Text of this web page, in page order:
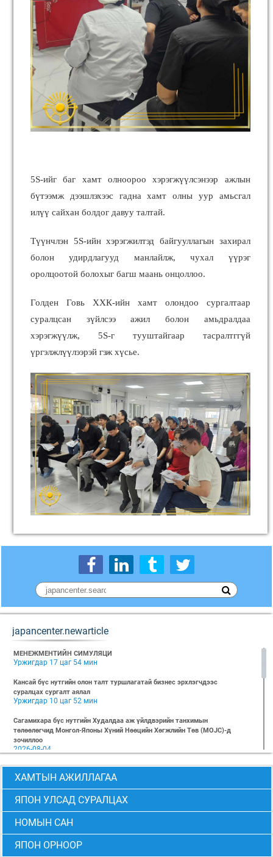
5S-ийг баг хамт олноороо хэрэгжүүлсэнээр ажлын
бүтээмж дээшлэхээс гадна хамт олны уур амьсгал
илүү сайхан болдог давуу талтай.
Түүнчлэн 5S-ийн хэрэгжилтэд байгууллагын захирал
болон удирдлагууд манлайлж, чухал үүрэг
оролцоотой болохыг багш маань онцоллоо.
Голден Говь ХХК-ийн хамт олондоо сургалтаар
суралцсан зүйлсээ ажил болон амьдралдаа
хэрэгжүүлж, 5S-г тууштайгаар тасралтггүй
үргэлжлүүлээрэй гэж хүсье.
japancenter.newarticle
МЕНЕЖМЕНТИЙН СИМУЛЯЦИ
Уржигдар 17 цаг 54 мин
Кансай бүс нутгийн олон талт туршлагатай бизнес эрхлэгчдээс
суралцах сургалт аялал
Уржигдар 10 цаг 52 мин
Сагамихара бүс нутгийн Худалдаа аж үйлдвэрийн танхимын
төлөөлөгчид Монгол-Японы Хүний Нөөцийн Хөгжлийн Төв (MOJC)-д
зочиллоо
2026-08-04
"БИЗНЕС БА ХҮНИЙ ЭРХ" Нээлттэй семинарын бүртгэл эхэллээ
2026-07-28
Global Value Chain Бизнесийн практик сургалт
2026 БИЗНЕСИЙН ҮНДСЭН СУРГАЛТ-PMP АНГИ 29 дэх элсэлт
2026-07-08
2026 БИЗНЕСИЙН ҮНДСЭН СУРГАЛТ-УДИРДЛАГЫН АНГИ 29 дэх элсэлт
ХАМТЫН АЖИЛЛАГАА
ЯПОН УЛСАД СУРАЛЦАХ
НОМЫН САН
ЯПОН ОРНООР